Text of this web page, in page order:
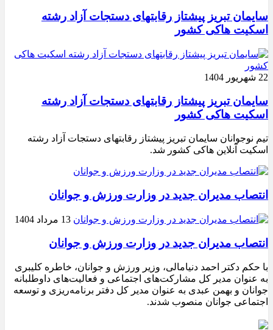
سایمان تبریز پیشتاز رقابتهای دستجات آزاد رشته
اسکیت هاکی کشور
22 شهریور 1404
سایمان تبریز پیشتاز رقابتهای دستجات آزاد رشته
اسکیت هاکی کشور
تیم نوجوانان سایمان تبریز پیشتاز رقابتهای دستجات آزاد رشته
اسکیت آنلاین هاکی کشور شد.
انتصاب مدیران جدید در وزارت ورزش و جوانان
13 مرداد 1404
انتصاب مدیران جدید در وزارت ورزش و جوانان
با حکم دکتر احمد دنیامالی، وزیر ورزش و جوانان، خاطره کلیبری
به عنوان مدیر کل مشارکت‌های اجتماعی و فعالیت‌های داوطلبانه
جوانان و بهمن عبدی به عنوان مدیر کل دفتر برنامه‌ریزی و توسعه
اجتماعی جوانان منصوب شدند.